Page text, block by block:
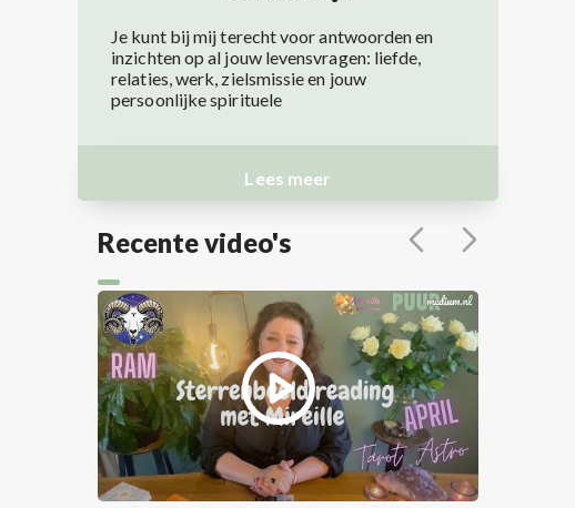
Je kunt bij mij terecht voor antwoorden en
inzichten op al jouw levensvragen: liefde,
relaties, werk, zielsmissie en jouw
persoonlijke spirituele
Lees meer
Recente video's